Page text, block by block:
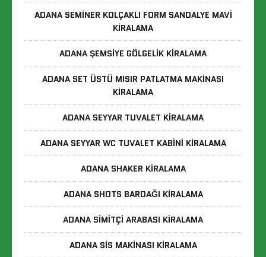
ADANA SEMINER KOLÇAKLI FORM SANDALYE MAVI
KIRALAMA
ADANA ŞEMSIYE GÖLGELIK KIRALAMA
ADANA SET ÜSTÜ MISIR PATLATMA MAKINASI
KIRALAMA
ADANA SEYYAR TUVALET KIRALAMA
ADANA SEYYAR WC TUVALET KABINI KIRALAMA
ADANA SHAKER KIRALAMA
ADANA SHOTS BARDAĞI KIRALAMA
ADANA SIMITÇI ARABASI KIRALAMA
ADANA SIS MAKINASI KIRALAMA